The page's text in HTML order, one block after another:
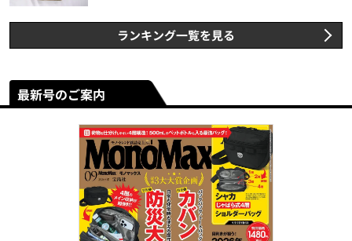
ランキング一覧を見る
最新号のご案内